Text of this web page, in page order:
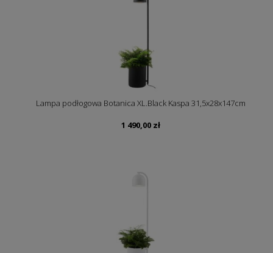
Lampa podłogowa Botanica XL.Black Kaspa 31,5x28x147cm
1 490,00 zł